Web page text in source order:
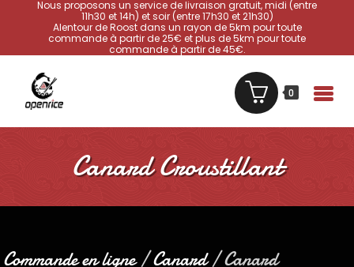
Nous proposons un service de livraison gratuit, midi (entre
11h30 et 14h) et soir (entre 17h30 et 21h30)
Alentour de Roost dans un rayon de 5km pour toute
commande à partir de 25€ et plus de 5km pour toute
commande à partir de 45€.
0
Canard Croustillant
Commande en ligne/Canard/ Canard